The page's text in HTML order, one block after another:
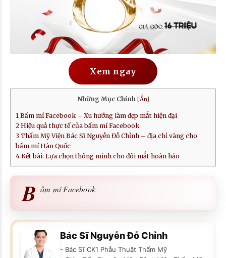
Xem ngay
Những Mục Chính [Ẩn]
1 Bấm mí Facebook – Xu hướng làm đẹp mắt hiện đại
2 Hiệu quả thực tế của bấm mí Facebook
3 Thẩm Mỹ Viện Bác Sĩ Nguyễn Đỗ Chỉnh – địa chỉ vàng cho
bấm mí Hàn Quốc
4 Kết bài: Lựa chọn thông minh cho đôi mắt hoàn hảo
B ấm mí Facebook
Bác Sĩ Nguyễn Đỗ Chỉnh
- Bác Sĩ CK1 Phẫu Thuật Thẩm Mỹ